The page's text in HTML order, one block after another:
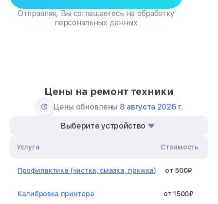
Отправляя, Вы соглашаетесь на обработку
персональных данных
Цены на ремонт техники
Цены обновлены 8 августа 2026 г.
Выберите устройство
Услуга Стоимость
Профилактика (чистка, смазка, пряжка) от 500₽
Калибровка принтера от 1500₽